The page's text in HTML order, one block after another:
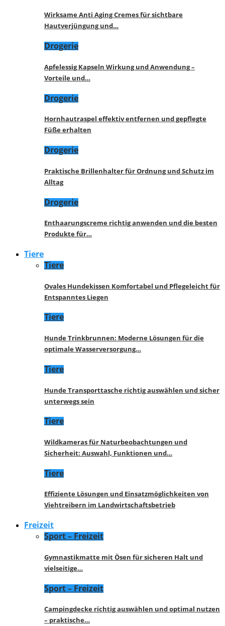
Wirksame Anti Aging Cremes für sichtbare
Hautverjüngung und…
Drogerie
Apfelessig Kapseln Wirkung und Anwendung –
Vorteile und…
Drogerie
Hornhautraspel effektiv entfernen und gepflegte
Füße erhalten
Drogerie
Praktische Brillenhalter für Ordnung und Schutz im
Alltag
Drogerie
Enthaarungscreme richtig anwenden und die besten
Produkte für…
Tiere
Tiere
Ovales Hundekissen Komfortabel und Pflegeleicht für
Entspanntes Liegen
Tiere
Hunde Trinkbrunnen: Moderne Lösungen für die
optimale Wasserversorgung…
Tiere
Hunde Transporttasche richtig auswählen und sicher
unterwegs sein
Tiere
Wildkameras für Naturbeobachtungen und
Sicherheit: Auswahl, Funktionen und…
Tiere
Effiziente Lösungen und Einsatzmöglichkeiten von
Viehtreibern im Landwirtschaftsbetrieb
Freizeit
Sport – Freizeit
Gymnastikmatte mit Ösen für sicheren Halt und
vielseitige…
Sport – Freizeit
Campingdecke richtig auswählen und optimal nutzen
– praktische…